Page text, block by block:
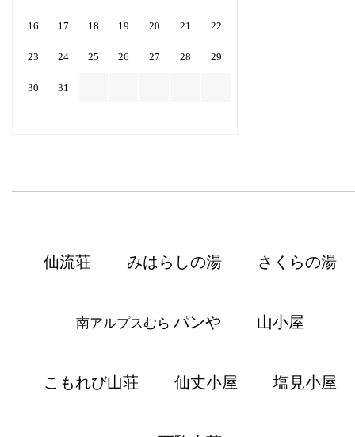
16 17 18 19 20 21 22
23 24 25 26 27 28 29
30 31
仙流荘 みはらしの湯 さくらの湯
南アルプスむら パンや 山小屋
こもれび山荘 仙丈小屋 塩見小屋